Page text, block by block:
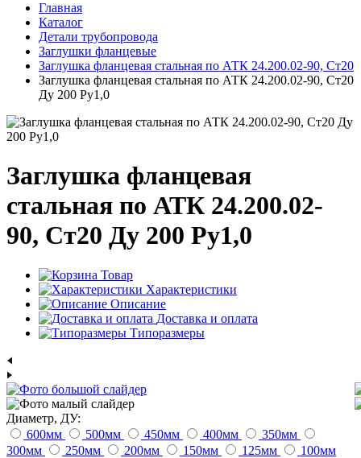
Главная
Каталог
Детали трубопровода
Заглушки фланцевые
Заглушка фланцевая стальная по АТК 24.200.02-90, Ст20
Заглушка фланцевая стальная по АТК 24.200.02-90, Ст20
Ду 200 Ру1,0
Заглушка фланцевая
стальная по АТК 24.200.02-
90, Ст20 Ду 200 Ру1,0
Товар
Характеристики
Описание
Доставка и оплата
Типоразмеры
Диаметр, ДУ:
600мм 500мм 450мм 400мм 350мм
300мм 250мм 200мм 150мм 125мм 100мм